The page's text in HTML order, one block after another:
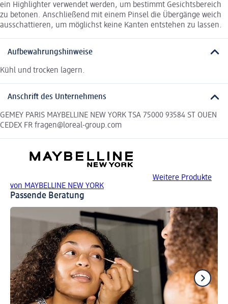
ein Highlighter verwendet werden, um bestimmt Gesichtsbereich
zu betonen. Anschließend mit einem Pinsel die Übergänge weich
ausschattieren, um möglichst keine Kanten entstehen zu lassen.
Aufbewahrungshinweise
Kühl und trocken lagern.
Anschrift des Unternehmens
GEMEY PARIS MAYBELLINE NEW YORK TSA 75000 93584 ST OUEN
CEDEX FR fragen@loreal-group.com
Weitere Produkte
von MAYBELLINE NEW YORK
Passende Beratung